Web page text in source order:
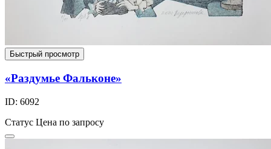
Быстрый просмотр
«Раздумье Фальконе»
ID: 6092
Статус Цена по запросу